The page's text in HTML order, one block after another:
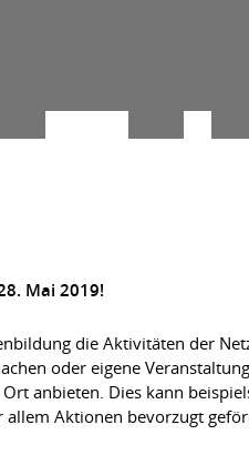
Mai 2019!
die Aktivitäten der
oder eigene
anbieten. Dies kann
Aktionen bevorzugt